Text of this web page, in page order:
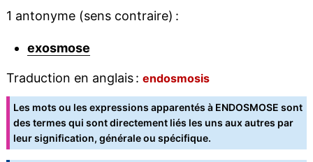
1 antonyme (sens contraire) :
exosmose
Traduction en anglais : endosmosis
Les mots ou les expressions apparentés à ENDOSMOSE sont
des termes qui sont directement liés les uns aux autres par
leur signification, générale ou spécifique.